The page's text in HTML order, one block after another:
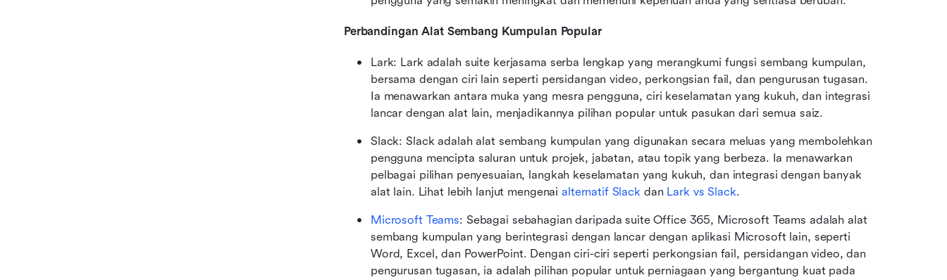
Perbandingan Alat Sembang Kumpulan Popular
Lark: Lark adalah suite kerjasama serba lengkap yang merangkumi fungsi sembang kumpulan,
bersama dengan ciri lain seperti persidangan video, perkongsian fail, dan pengurusan tugasan.
Ia menawarkan antara muka yang mesra pengguna, ciri keselamatan yang kukuh, dan integrasi
lancar dengan alat lain, menjadikannya pilihan popular untuk pasukan dari semua saiz.
Slack: Slack adalah alat sembang kumpulan yang digunakan secara meluas yang membolehkan
pengguna mencipta saluran untuk projek, jabatan, atau topik yang berbeza. Ia menawarkan
pelbagai pilihan penyesuaian, langkah keselamatan yang kukuh, dan integrasi dengan banyak
alat lain. Lihat lebih lanjut mengenai alternatif Slack dan Lark vs Slack.
Microsoft Teams: Sebagai sebahagian daripada suite Office 365, Microsoft Teams adalah alat
sembang kumpulan yang berintegrasi dengan lancar dengan aplikasi Microsoft lain, seperti
Word, Excel, dan PowerPoint. Dengan ciri-ciri seperti perkongsian fail, persidangan video, dan
pengurusan tugasan, ia adalah pilihan popular untuk perniagaan yang bergantung kuat pada